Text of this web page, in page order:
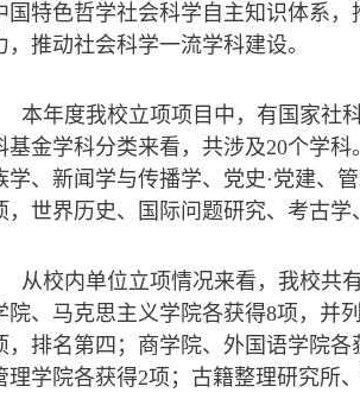
国特色哲学社会科学自主知识体系
，推动社会科学一流学科建设。
本年度我校立项项目中，有国家社
基金学科分类来看，共涉及20个学
学、新闻学与传播学、党史·党建、
，世界历史、国际问题研究、考古学
从校内单位立项情况来看，我校共
院、马克思主义学院各获得8项，并
，排名第四；商学院、外国语学院
理学院各获得2项；古籍整理研究所